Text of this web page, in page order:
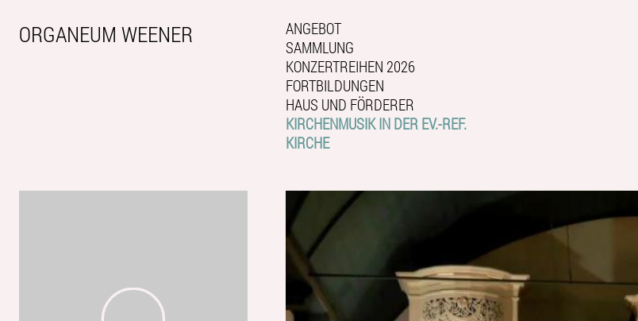
ORGANEUM WEENER
ANGEBOT
SAMMLUNG
KONZERTREIHEN 2026
FORTBILDUNGEN
HAUS UND FÖRDERER
KIRCHENMUSIK IN DER EV.-REF.
KIRCHE